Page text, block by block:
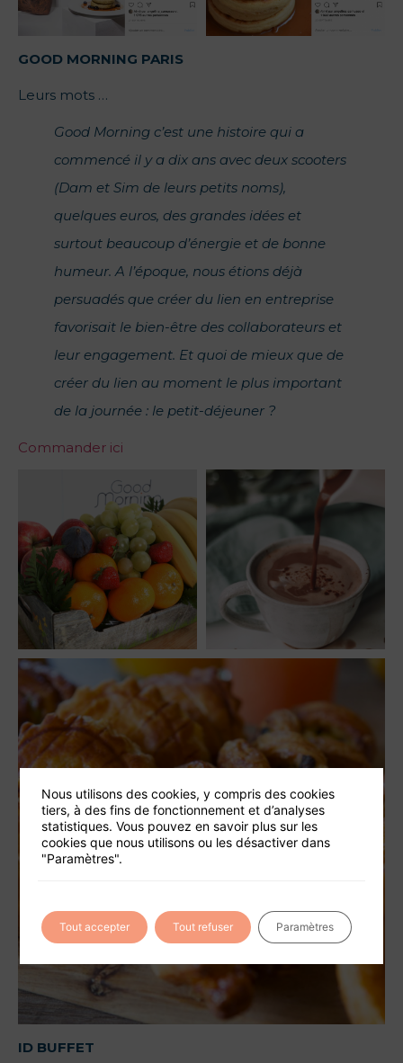
GOOD MORNING PARIS
Leurs mots …
Good Morning c’est une histoire qui a
commencé il y a dix ans avec deux scooters
(Dam et Sim de leurs petits noms),
quelques euros, des grandes idées et
surtout beaucoup d’énergie et de bonne
humeur. A l’époque, nous étions déjà
persuadés que créer du lien en entreprise
favorisait le bien-être des collaborateurs et
leur engagement. Et quoi de mieux que de
créer du lien au moment le plus important
de la journée : le petit-déjeuner ?
Commander ici
ID BUFFET
Nous utilisons des cookies, y compris des cookies
tiers, à des fins de fonctionnement et d’analyses
statistiques. Vous pouvez en savoir plus sur les
cookies que nous utilisons ou les désactiver dans
"Paramètres".
Tout accepter Tout refuser Paramètres